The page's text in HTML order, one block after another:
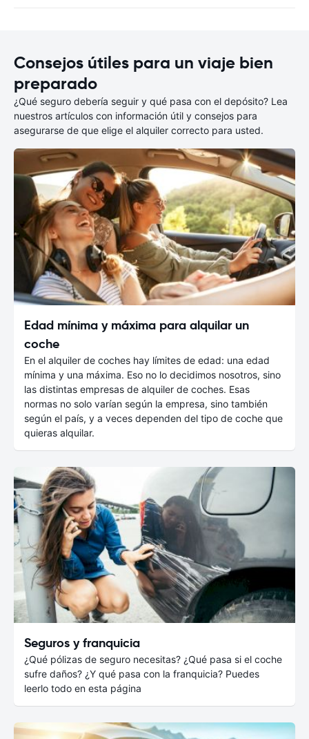
Consejos útiles para un viaje bien
preparado
¿Qué seguro debería seguir y qué pasa con el depósito? Lea
nuestros artículos con información útil y consejos para
asegurarse de que elige el alquiler correcto para usted.
Edad mínima y máxima para alquilar un
coche
En el alquiler de coches hay límites de edad: una edad
mínima y una máxima. Eso no lo decidimos nosotros, sino
las distintas empresas de alquiler de coches. Esas
normas no solo varían según la empresa, sino también
según el país, y a veces dependen del tipo de coche que
quieras alquilar.
Seguros y franquicia
¿Qué pólizas de seguro necesitas? ¿Qué pasa si el coche
sufre daños? ¿Y qué pasa con la franquicia? Puedes
leerlo todo en esta página